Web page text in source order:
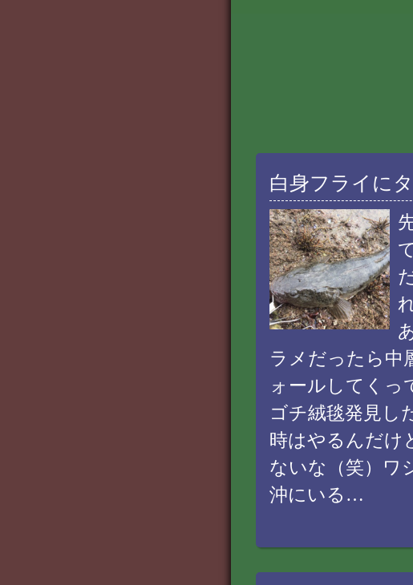
白身フライに
ラメだったら中
ォールしてくっ
ゴチ絨毯発見し
時はやるんだけ
ないな（笑）ワ
沖にいる…